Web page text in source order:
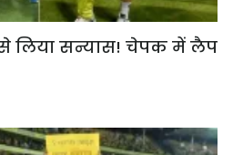
लिया सन्यास! चेपक में लैप